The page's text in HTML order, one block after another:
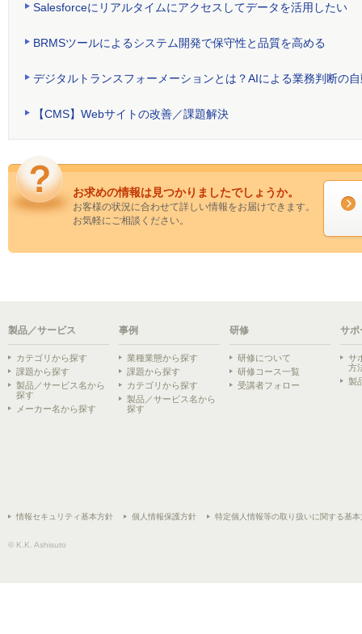
Salesforceにリアルタイムにアクセスしてデータを活用したい
BRMSツールによるシステム開発で保守性と品質を高める
デジタルトランスフォーメーションとは？AIによる業務判断の
【CMS】Webサイトの改善／課題解決
お求めの情報は見つかりましたでしょうか。
お客様の状況に合わせて詳しい情報をお届けできます。
お気軽にご相談ください。
製品／サービス
カテゴリから探す
課題から探す
製品／サービス名から
探す
メーカー名から探す
事例
業種業態から探す
課題から探す
カテゴリから探す
製品／サービス名から
探す
研修
研修について
研修コース一覧
受講者フォロー
サポ
サ
方
製
情報セキュリティ基本方針 個人情報保護方針 特定個人情報等の取り扱いに関する基本
© K.K. Ashisuto